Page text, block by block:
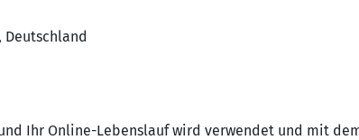
Deutschland
Ihr Online-Lebenslauf wird verwendet und mit